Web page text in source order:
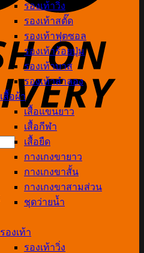
รองเท้าวิ่ง
รองเท้าสตั๊ด
รองเท้าฟุตซอล
รองเท้าร้อยปุ่ม
รองเท้าบาส
รองเท้าลำลอง
เสื้อผ้า
เสื้อแขนยาว
เสื้อกีฬา
เสื้อยืด
กางเกงขายาว
กางเกงขาสั้น
กางเกงขาสามส่วน
ชุดว่ายน้ำ
รองเท้า
รองเท้าวิ่ง